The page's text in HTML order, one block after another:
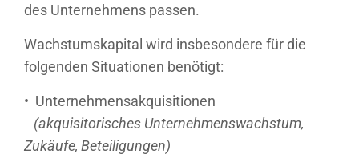
des Unternehmens passen.
Wachstumskapital wird insbesondere für die
folgenden Situationen benötigt:
• Unternehmensakquisitionen
(akquisitorisches Unternehmenswachstum,
Zukäufe, Beteiligungen)